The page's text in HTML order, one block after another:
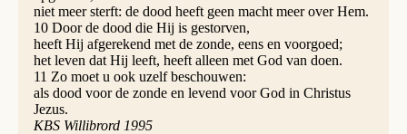
niet meer sterft: de dood heeft geen macht meer over Hem.
10 Door de dood die Hij is gestorven,
heeft Hij afgerekend met de zonde, eens en voorgoed;
het leven dat Hij leeft, heeft alleen met God van doen.
11 Zo moet u ook uzelf beschouwen:
als dood voor de zonde en levend voor God in Christus
Jezus.
KBS Willibrord 1995